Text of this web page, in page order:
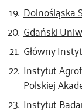
Dolnośląska
Gdański
Główny
Instytut
Polskiej
Instytut